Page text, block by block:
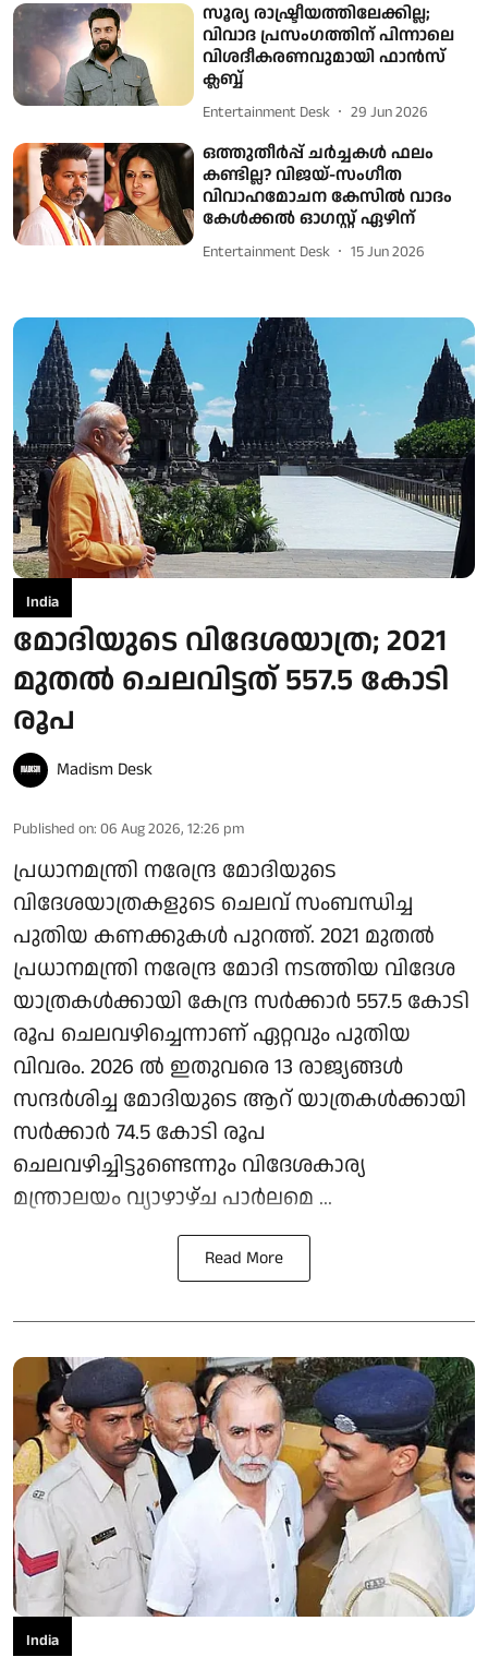
സൂര്യ രാഷ്ട്രീയത്തിലേക്കില്ല;
വിവാദ പ്രസംഗത്തിന് പിന്നാലെ
വിശദീകരണവുമായി ഫാൻസ്
ക്ലബ്ബ്
Entertainment Desk 29 Jun 2026
ഒത്തുതീര്‍പ്പ് ചര്‍ച്ചകള്‍ ഫലം
കണ്ടില്ല? വിജയ്-സംഗീത
വിവാഹമോചന കേസില്‍ വാദം
കേള്‍ക്കല്‍ ഓഗസ്റ്റ് ഏഴിന്
Entertainment Desk 15 Jun 2026
India
മോദിയുടെ വിദേശയാത്ര; 2021
മുതല്‍ ചെലവിട്ടത് 557.5 കോടി
രൂപ
Madism Desk
Published on: 06 Aug 2026, 12:26 pm
പ്രധാനമന്ത്രി നരേന്ദ്ര മോദിയുടെ
വിദേശയാത്രകളുടെ ചെലവ് സംബന്ധിച്ച
പുതിയ കണക്കുകള്‍ പുറത്ത്. 2021 മുതല്‍
പ്രധാനമന്ത്രി നരേന്ദ്ര മോദി നടത്തിയ വിദേശ
യാത്രകള്‍ക്കായി കേന്ദ്ര സര്‍ക്കാര്‍ 557.5 കോടി
രൂപ ചെലവഴിച്ചെന്നാണ് ഏറ്റവും പുതിയ
വിവരം. 2026 ല്‍ ഇതുവരെ 13 രാജ്യങ്ങള്‍
സന്ദര്‍ശിച്ച മോദിയുടെ ആറ് യാത്രകള്‍ക്കായി
സര്‍ക്കാര്‍ 74.5 കോടി രൂപ
ചെലവഴിച്ചിട്ടുണ്ടെന്നും വിദേശകാര്യ
മന്ത്രാലയം വ്യാഴാഴ്ച പാര്‍ലമെ ...
Read More
India